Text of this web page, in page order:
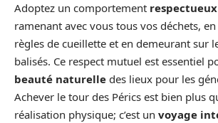
Adoptez un comportement
ramenant avec vous tous vos déchets,
règles de cueillette et en demeurant sur
balisés. Ce respect mutuel est essentiel
beauté naturelle des lieux pour les
Achever le tour des Pérics est bien plus
réalisation physique; c’est un voyage